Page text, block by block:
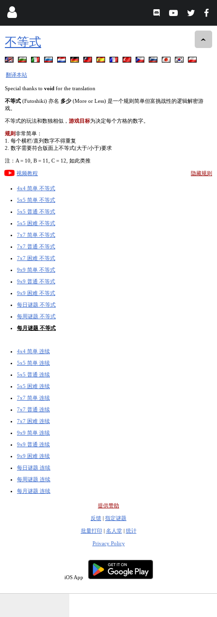
不等式
翻译本站
Special thanks to void for the translation
不等式 (Futoshiki) 亦名 多少(More or Less) 是一个规则简单但富挑战性的逻辑解密游
戏。
不等式的玩法和数独相似， 游戏目标为决定每个方格的数字。
规则非常简单：
1. 每个横栏/直列数字不得重复
2. 数字需要符合版面上不等式(大于/小于)要求
注：A = 10, B = 11, C = 12, 如此类推
视频教程 隐藏规则
4x4 简单 不等式
5x5 简单 不等式
5x5 普通 不等式
5x5 困难 不等式
7x7 简单 不等式
7x7 普通 不等式
7x7 困难 不等式
9x9 简单 不等式
9x9 普通 不等式
9x9 困难 不等式
每日谜题 不等式
每周谜题 不等式
每月谜题 不等式
4x4 简单 连续
5x5 简单 连续
5x5 普通 连续
5x5 困难 连续
7x7 简单 连续
7x7 普通 连续
7x7 困难 连续
9x9 简单 连续
9x9 普通 连续
9x9 困难 连续
每日谜题 连续
每周谜题 连续
每月谜题 连续
提供赞助
反馈 | 指定谜题
批量打印 | 名人堂| 统计
Privacy Policy
iOS App